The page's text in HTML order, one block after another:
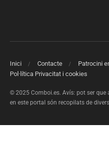
Inici Contacte
Patrocini
Pol·lítica Privacitat i cookies
© 2025 Comboi.es. Avís: pot ser
en este portal són recopilats de